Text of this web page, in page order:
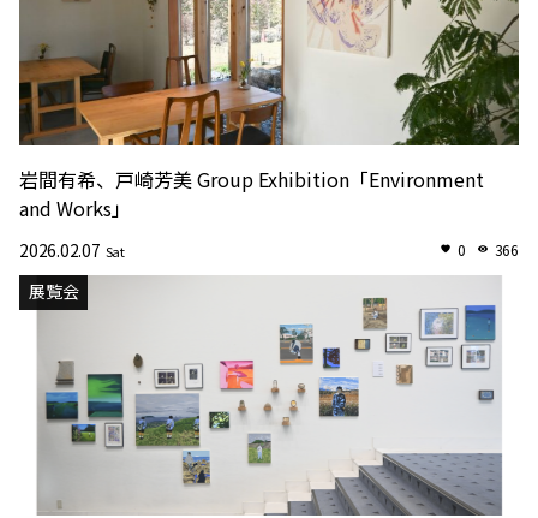
岩間有希、戸崎芳美 Group Exhibition「Environment
and Works」
2026.02.07 Sat 0 366
展覧会